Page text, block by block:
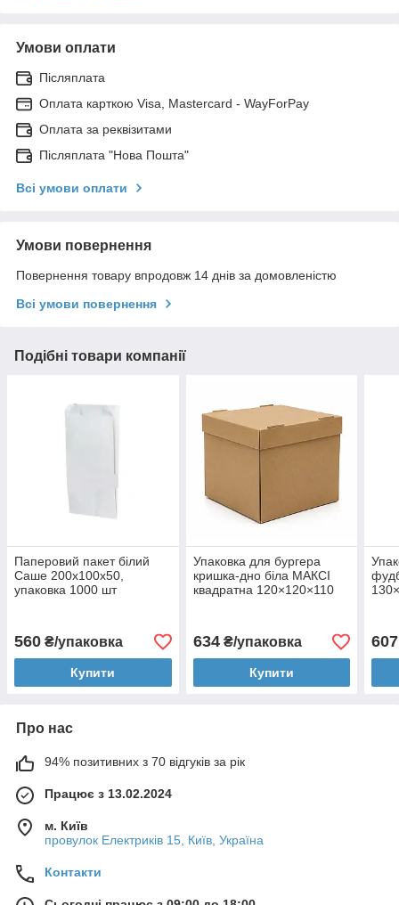
Умови оплати
Післяплата
Оплата карткою Visa, Mastercard - WayForPay
Оплата за реквізитами
Післяплата "Нова Пошта"
Всі умови оплати
Умови повернення
Повернення товару впродовж 14 днів за домовленістю
Всі умови повернення
Подібні товари компанії
Паперовий пакет білий
Саше 200x100x50,
упаковка 1000 шт
560 ₴/упаковка
Купити
Упаковка для бургера
кришка-дно біла МАКСІ
квадратна 120×120×110
634₴/упаковка
Купити
607
Про нас
94% позитивних з 70 відгуків за рік
Працює з 13.02.2024
м. Київ
провулок Електриків 15, Київ, Україна
Контакти